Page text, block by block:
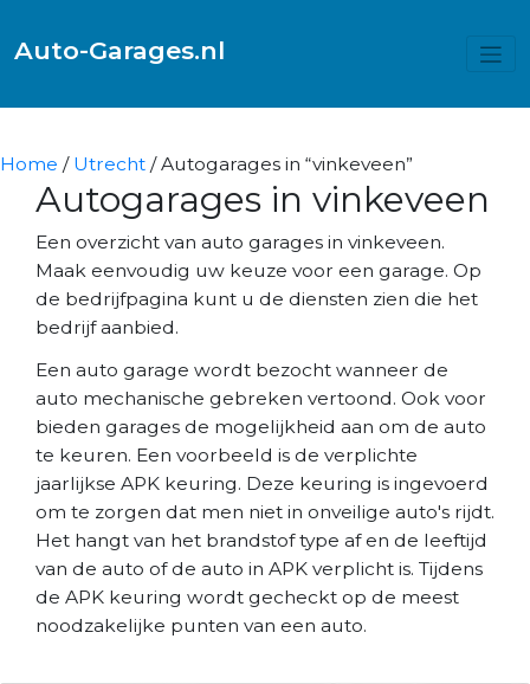
Auto-Garages.nl
Home / Utrecht / Autogarages in “vinkeveen”
Autogarages in vinkeveen
Een overzicht van auto garages in vinkeveen.
Maak eenvoudig uw keuze voor een garage. Op
de bedrijfpagina kunt u de diensten zien die het
bedrijf aanbied.
Een auto garage wordt bezocht wanneer de
auto mechanische gebreken vertoond. Ook voor
bieden garages de mogelijkheid aan om de auto
te keuren. Een voorbeeld is de verplichte
jaarlijkse APK keuring. Deze keuring is ingevoerd
om te zorgen dat men niet in onveilige auto's rijdt.
Het hangt van het brandstof type af en de leeftijd
van de auto of de auto in APK verplicht is. Tijdens
de APK keuring wordt gecheckt op de meest
noodzakelijke punten van een auto.